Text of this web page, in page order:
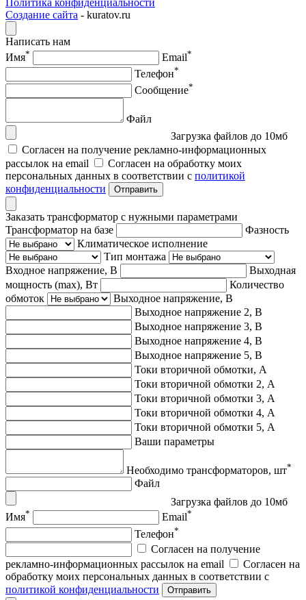
Политика конфиденциальности
Создание сайта - kuratov.ru
Написать нам
Имя* Email*
Телефон*
Сообщение*
Файл
Загрузка файлов до 10мб
Согласен на получение рекламно-информационных
рассылок на email
Согласен на обработку моих
персональных данных в соответствии с политикой
конфиденциальности
Отправить
Заказать трансформатор с нужными параметрами
Трансформатор на базе
Фазность
Климатическое исполнение
Тип монтажа
Входное напряжение, В
Выходная
мощность (max), Вт
Количество
обмоток
Выходное напряжение, В
Выходное напряжение 2, В
Выходное напряжение 3, В
Выходное напряжение 4, В
Выходное напряжение 5, В
Токи вторичной обмотки, А
Токи вторичной обмотки 2, А
Токи вторичной обмотки 3, А
Токи вторичной обмотки 4, А
Токи вторичной обмотки 5, А
Ваши параметры
Необходимо трансформаторов, шт*
Файл
Загрузка файлов до 10мб
Имя* Email*
Телефон*
Согласен на получение
рекламно-информационных рассылок на email
Согласен на
обработку моих персональных данных в соответствии с
политикой конфиденциальности
Отправить